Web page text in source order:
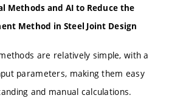
Methods and AI to Reduce the
Method in Steel Joint Design
are relatively simple, with a
parameters, making them easy
and manual calculations.